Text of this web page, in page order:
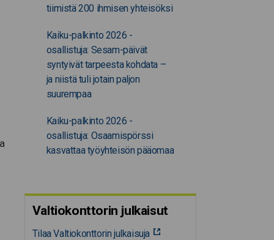
tiimistä 200 ihmisen yhteisöksi
Kaiku-palkinto 2026 -
osallistuja: Sesam-päivät
syntyivät tarpeesta kohdata –
ja niistä tuli jotain paljon
suurempaa
Kaiku-palkinto 2026 -
osallistuja: Osaamispörssi
kasvattaa työyhteisön pääomaa
Valtiokonttorin julkaisut
Tilaa Valtiokonttorin julkaisuja